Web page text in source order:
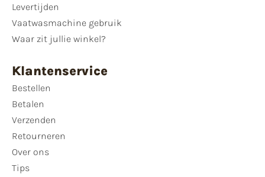
Levertijden
Vaatwasmachine gebruik
Waar zit jullie winkel?
Klantenservice
Bestellen
Betalen
Verzenden
Retourneren
Over ons
Tips